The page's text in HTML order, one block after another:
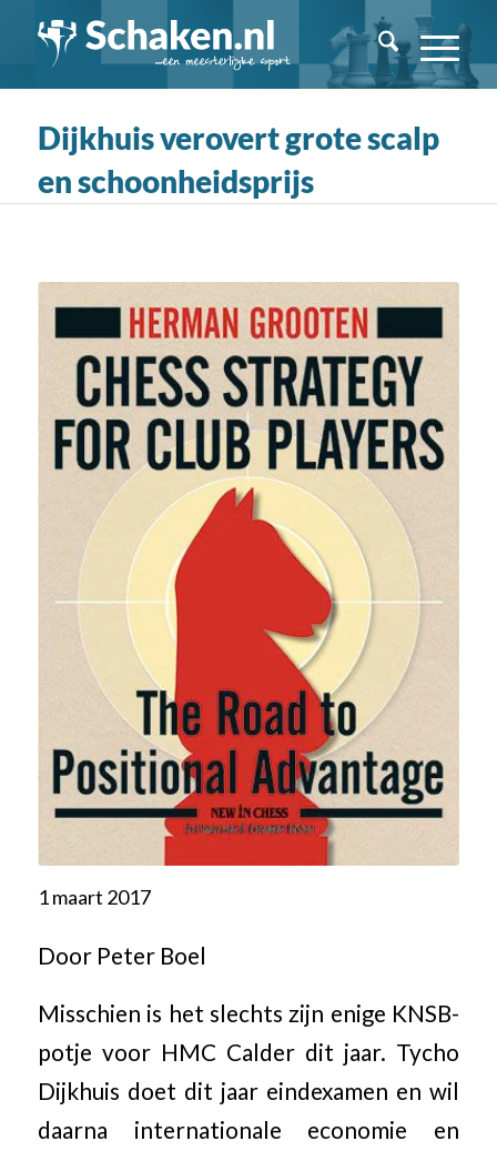
Dijkhuis verovert grote scalp
en schoonheidsprijs
1 maart 2017
Door Peter Boel
Misschien is het slechts zijn enige KNSB-
potje voor HMC Calder dit jaar. Tycho
Dijkhuis doet dit jaar eindexamen en wil
daarna internationale economie en